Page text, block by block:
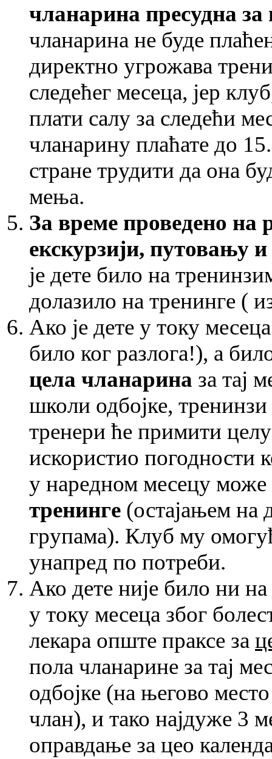
чланарина пресудна
чланарина не буде
директно угрожава
следећег месеца, јер
плати салу за следећи
чланарину плаћате до
стране трудити да она
мења.
За време проведено на
екскурзији, путовању
је дете било на
долазило на тренинге (
Ако је дете у току
било ког разлога!), а
цела чланарина за тај
школи одбојке,
тренери ће примити
искористио погодности
у наредном месецу
тренинге (остајањем на
групама). Клуб му
унапред по потреби.
Ако дете није било ни
у току месеца због
лекара опште праксе за
пола чланарине за тај
одбојке (на његово
члан), и тако најдуже 3
оправдање за цео